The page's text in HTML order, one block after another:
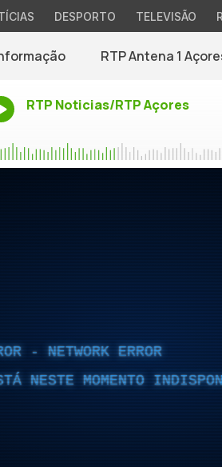
DESPORTO TELEVISÃO
RTP Antena 1
RTP Noticias/RTP Açores
- NETWORK ERROR
NESTE MOMENTO